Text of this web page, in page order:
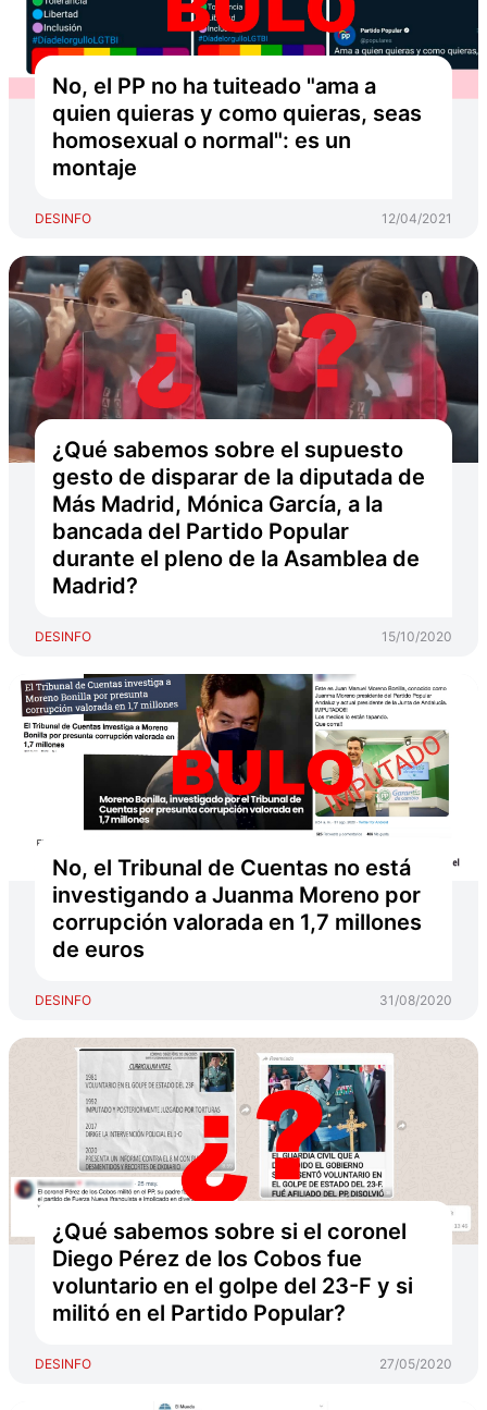
No, el PP no ha tuiteado "ama a
quien quieras y como quieras, seas
homosexual o normal": es un
montaje
DESINFO 12/04/2021
¿Qué sabemos sobre el supuesto
gesto de disparar de la diputada de
Más Madrid, Mónica García, a la
bancada del Partido Popular
durante el pleno de la Asamblea de
Madrid?
DESINFO 15/10/2020
No, el Tribunal de Cuentas no está
investigando a Juanma Moreno por
corrupción valorada en 1,7 millones
de euros
DESINFO 31/08/2020
¿Qué sabemos sobre si el coronel
Diego Pérez de los Cobos fue
voluntario en el golpe del 23-F y si
militó en el Partido Popular?
DESINFO 27/05/2020